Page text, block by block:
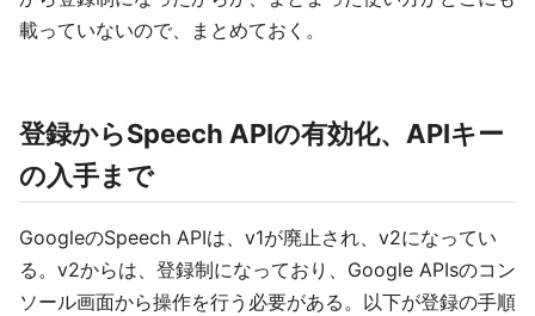
載っていないので、まとめておく。
登録からSpeech APIの有効化、APIキー
の入手まで
GoogleのSpeech APIは、v1が廃止され、v2になってい
る。v2からは、登録制になっており、Google APIsのコン
ソール画面から操作を行う必要がある。以下が登録の手順